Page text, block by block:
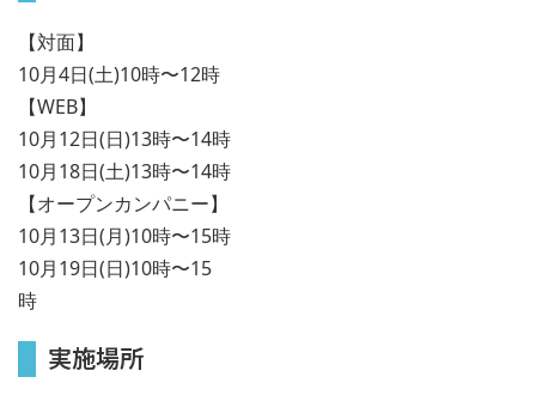
【対面】
10月4日(土)10時〜12時
【WEB】
10月12日(日)13時〜14時
10月18日(土)13時〜14時
【オープンカンパニー】
10月13日(月)10時〜15時
10月19日(日)10時〜15
実施場所